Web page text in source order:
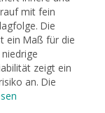
mit fein
Die
ein Maß für die
zeigt ein
an. Die